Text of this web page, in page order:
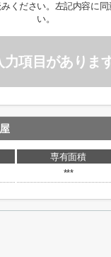
ください。左記内容に
い。
力項目がありま
専有面積
***